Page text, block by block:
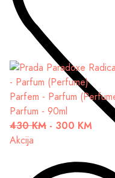
Parfem - Parfum
Parfum - 90ml
430 KM - 300 KM
Akcija